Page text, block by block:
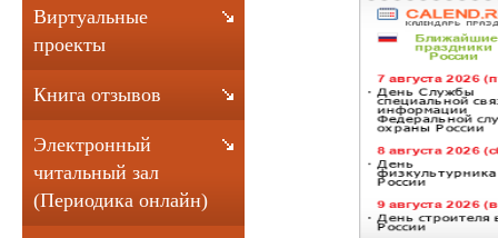
Виртуальные
проекты
Книга отзывов
Электронный
читальный зал
(Периодика онлайн)